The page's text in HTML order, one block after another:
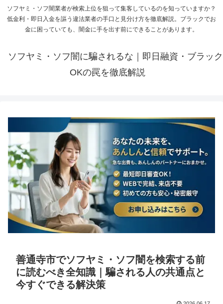
ソフヤミ・ソフ闇業者が検索上位を狙って集客しているのを知っていますか？
低金利・即日入金を謳う違法業者の手口と見分け方を徹底解説。ブラックでお
金に困っていても、闇金に手を出す前にできることがあります。
ソフヤミ・ソフ闇に騙されるな｜即日融資・ブラック
OKの罠を徹底解説
善通寺市でソフヤミ・ソフ闇を検索する前
に読むべき全知識｜騙される人の共通点と
今すぐできる解決策